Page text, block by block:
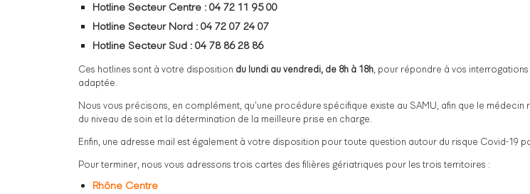
Hotline Secteur Centre : 04 72 11 95 00
Hotline Secteur Nord : 04 72 07 24 07
Hotline Secteur Sud : 04 78 86 28 86
Ces hotlines sont à votre disposition du lundi au vendredi, de 8h à 18h, pour répondre à vos
adaptée.
Nous vous précisons, en complément, qu’une procédure spécifique existe au SAMU, afin que le
du niveau de soin et la détermination de la meilleure prise en charge.
Enfin, une adresse mail est également à votre disposition pour toute question autour du risque Covid-19
Pour terminer, nous vous adressons trois cartes des filières gériatriques pour les trois territoires :
Rhône Centre